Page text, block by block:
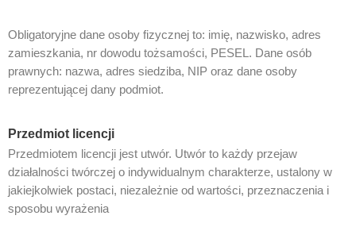
Obligatoryjne dane osoby fizycznej to: imię, nazwisko, adres
zamieszkania, nr dowodu tożsamości, PESEL. Dane osób
prawnych: nazwa, adres siedziba, NIP oraz dane osoby
reprezentującej dany podmiot.
Przedmiot licencji
Przedmiotem licencji jest utwór. Utwór to każdy przejaw
działalności twórczej o indywidualnym charakterze, ustalony w
jakiejkolwiek postaci, niezależnie od wartości, przeznaczenia i
sposobu wyrażenia